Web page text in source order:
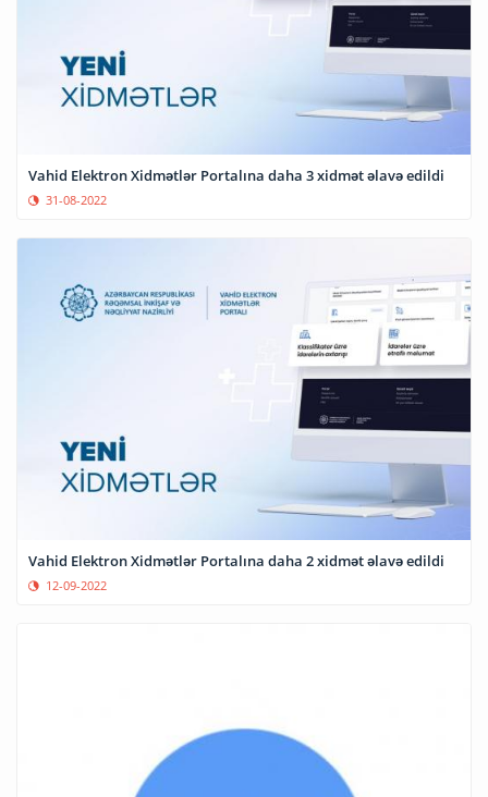
Vahid Elektron Xidmətlər Portalına daha 3 xidmət əlavə edildi
31-08-2022
Vahid Elektron Xidmətlər Portalına daha 2 xidmət əlavə edildi
12-09-2022